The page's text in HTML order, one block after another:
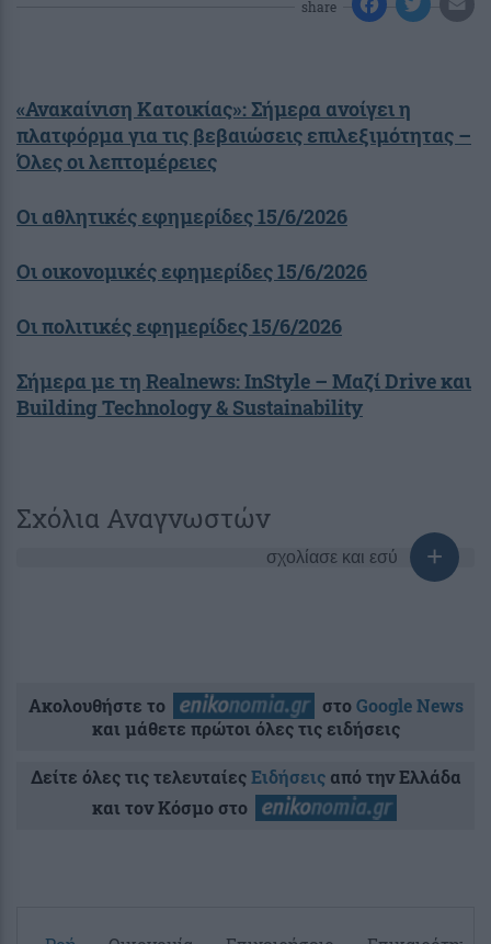
share
«Ανακαίνιση Κατοικίας»: Σήμερα ανοίγει η
πλατφόρμα για τις βεβαιώσεις επιλεξιμότητας –
Όλες οι λεπτομέρειες
Οι αθλητικές εφημερίδες 15/6/2026
Οι οικονομικές εφημερίδες 15/6/2026
Οι πολιτικές εφημερίδες 15/6/2026
Σήμερα με τη Realnews: InStyle – Μαζί Drive και
Building Technology & Sustainability
Σχόλια Αναγνωστών
σχολίασε και εσύ
Ακολουθήστε το στοGoogle News
και μάθετε πρώτοι όλες τις ειδήσεις
Δείτε όλες τις τελευταίεςΕιδήσειςαπό την Ελλάδα
και τον Κόσμο στο